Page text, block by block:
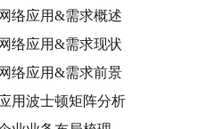
络应用&需求概述
络应用&需求现状
络应用&需求前景
用波士顿矩阵分析